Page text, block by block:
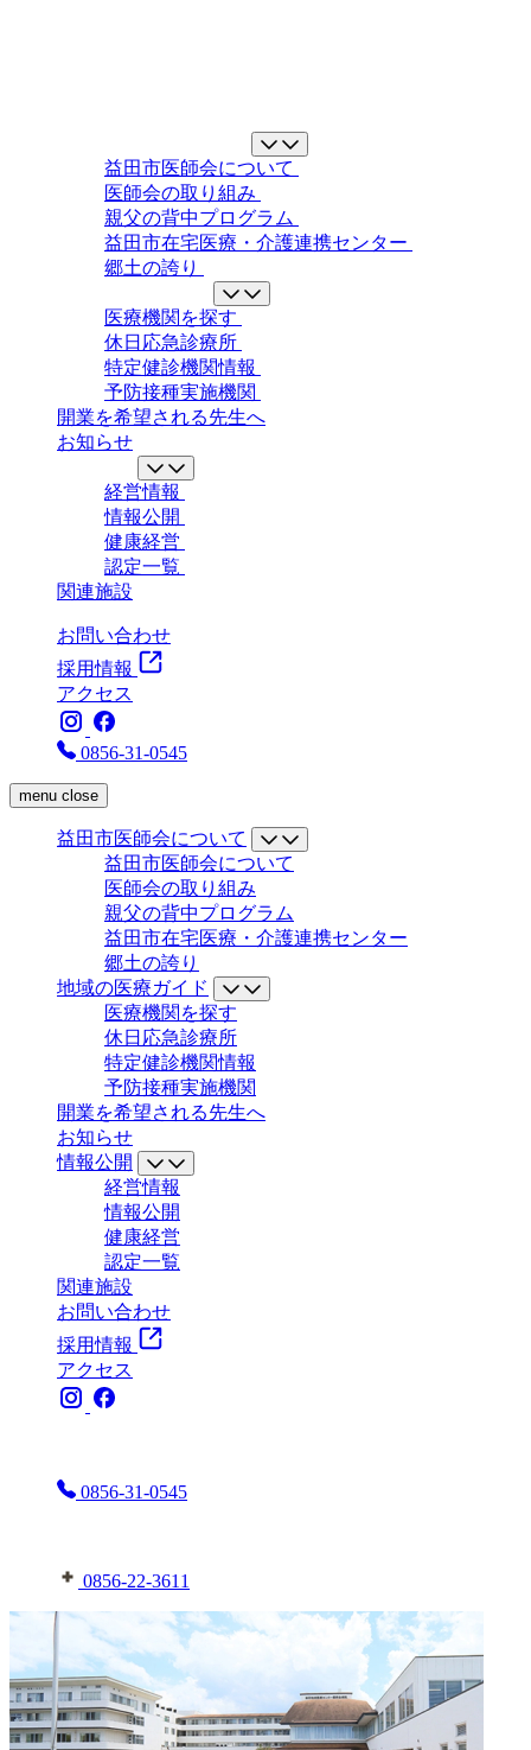
益田市医師会について
医師会の取り組み
親父の背中プログラム
益田市在宅医療・介護連携センター
郷土の誇り
医療機関を探す
休日応急診療所
特定健診機関情報
予防接種実施機関
開業を希望される先生へ
お知らせ
経営情報
情報公開
健康経営
認定一覧
関連施設
お問い合わせ
採用情報
アクセス
0856-31-0545
menu close
益田市医師会について
益田市医師会について
医師会の取り組み
親父の背中プログラム
益田市在宅医療・介護連携センター
郷土の誇り
地域の医療ガイド
医療機関を探す
休日応急診療所
特定健診機関情報
予防接種実施機関
開業を希望される先生へ
お知らせ
情報公開
経営情報
情報公開
健康経営
認定一覧
関連施設
お問い合わせ
採用情報
アクセス
0856-31-0545
0856-22-3611